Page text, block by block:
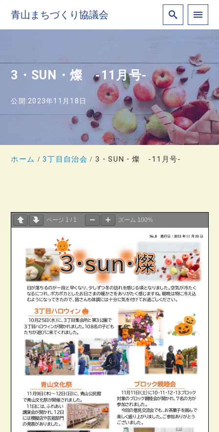
青山まちづくり協議会
3・SUN・燦 -11月号-
公開:2023年11月18日
ホーム 3丁目自治会 3・SUN・燦 -11月号-
ページ 1 / 1 ズーム 100%